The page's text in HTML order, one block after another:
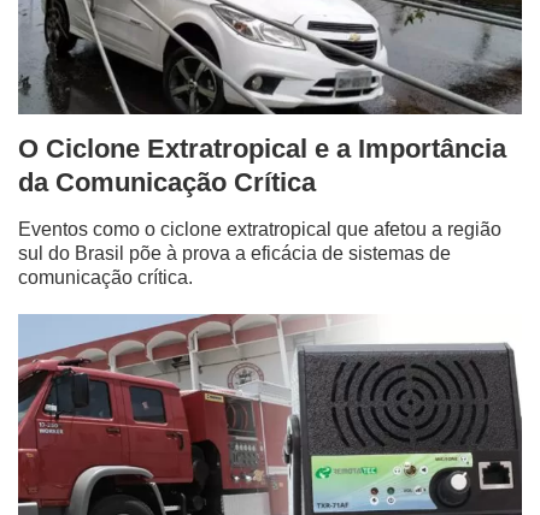
O Ciclone Extratropical e a Importância
da Comunicação Crítica
Eventos como o ciclone extratropical que afetou a região
sul do Brasil põe à prova a eficácia de sistemas de
comunicação crítica.